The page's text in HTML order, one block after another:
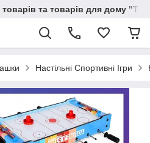
товарів та товарів для дому
Настільні Спортивні Ігри